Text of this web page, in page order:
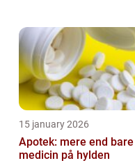
15 january 2026
Apotek: mere end bare
medicin på hylden